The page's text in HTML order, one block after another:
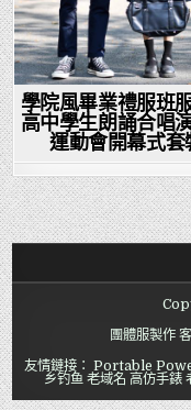
學院風畢業禮服班
高中學生朗誦合唱
運動會開幕式套
團體服製作
友情鏈接： Portable
乡钓鱼 老域名 高仿手錶